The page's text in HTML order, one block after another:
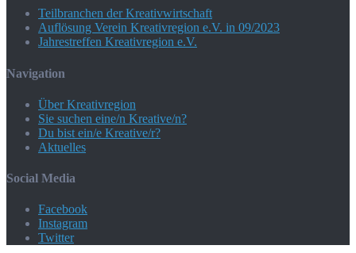
Teilbranchen der Kreativwirtschaft
Auflösung Verein Kreativregion e.V. in 09/2023
Jahrestreffen Kreativregion e.V.
Navigation
Über Kreativregion
Sie suchen eine/n Kreative/n?
Du bist ein/e Kreative/r?
Aktuelles
Social Media
Facebook
Instagram
Twitter